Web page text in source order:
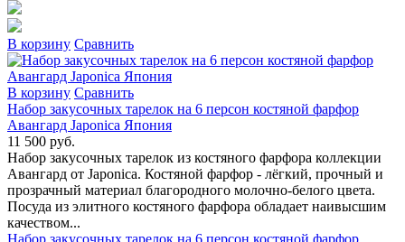
В коpзину Сpавнить
В коpзину Сpавнить
Набор закусочных тарелок на 6 персон костяной фарфор
Авангард Japonica Япония
11 500 руб.
Набор закусочных тарелок из костяного фарфора коллекции
Авангард от Japonica. Костяной фарфор - лёгкий, прочный и
прозрачный материал благородного молочно-белого цвета.
Посуда из элитного костяного фарфора обладает наивысшим
качеством...
Набор закусочных тарелок на 6 персон костяной фарфор